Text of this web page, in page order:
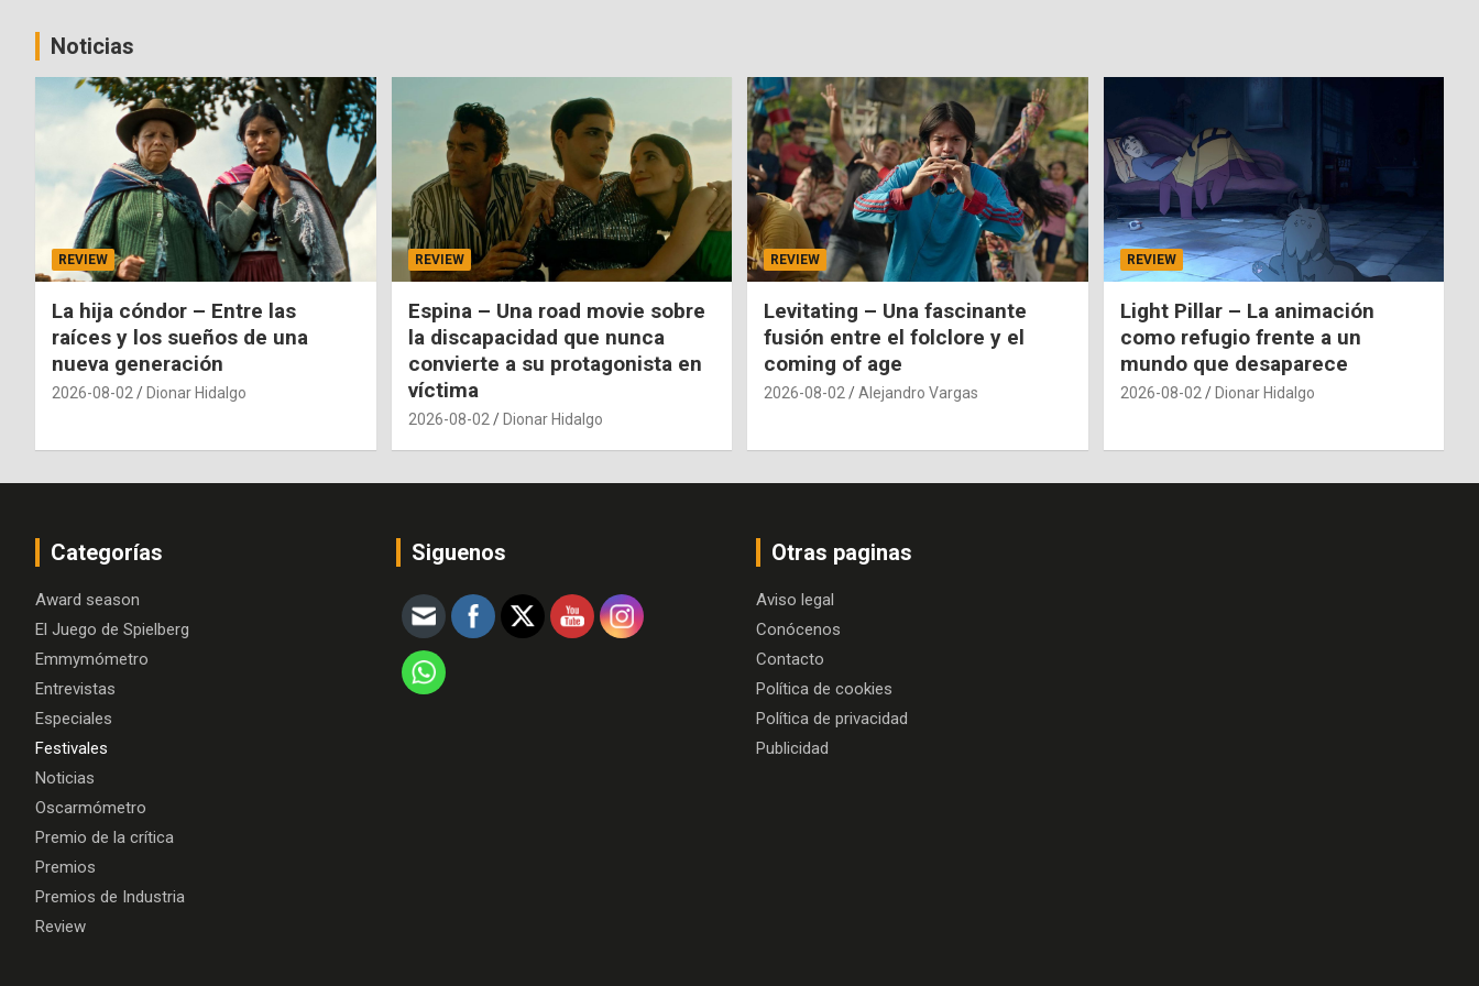
entradas
Noticias
REVIEW
La hija cóndor – Entre las
raíces y los sueños de una
nueva generación
2026-08-02 Dionar Hidalgo
REVIEW
Espina – Una road movie sobre
la discapacidad que nunca
convierte a su protagonista en
víctima
2026-08-02 Dionar Hidalgo
REVIEW
Levitating – Una fascinante
fusión entre el folclore y el
coming of age
2026-08-02 Alejandro Vargas
REVIEW
Light Pillar – La animación
como refugio frente a un
mundo que desaparece
2026-08-02 Dionar Hidalgo
Categorías
Award season
El Juego de Spielberg
Emmymómetro
Entrevistas
Especiales
Festivales
Noticias
Oscarmómetro
Premio de la crítica
Premios
Premios de Industria
Review
Siguenos Otras paginas
Aviso legal
Conócenos
Contacto
Política de cookies
Política de privacidad
Publicidad